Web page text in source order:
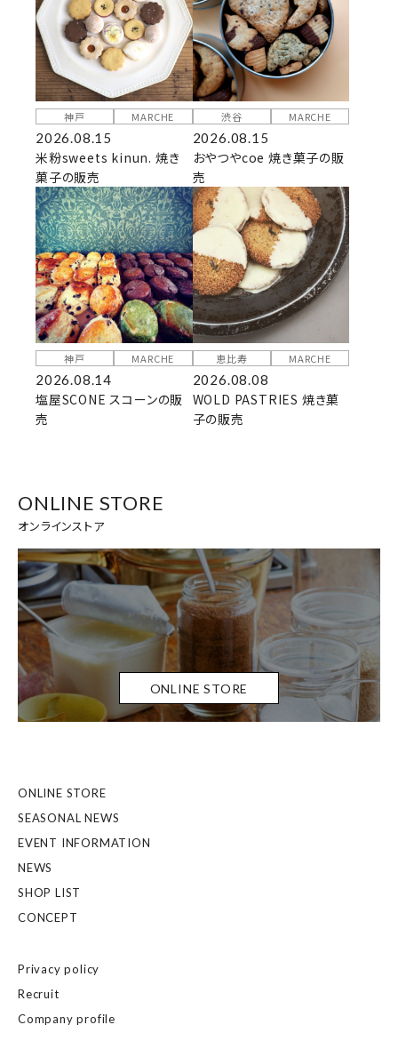
神戸 MARCHE
2026.08.15
米粉sweets kinun. 焼き
菓子の販売
渋谷 MARCHE
2026.08.15
おやつやcoe 焼き菓子の販
売
神戸 MARCHE
2026.08.14
塩屋SCONE スコーンの販
売
恵比寿 MARCHE
2026.08.08
WOLD PASTRIES 焼き菓
子の販売
ONLINE STORE
オンラインストア
ONLINE STORE
ONLINE STORE
SEASONAL NEWS
EVENT INFORMATION
NEWS
SHOP LIST
CONCEPT
Privacy policy
Recruit
Company profile